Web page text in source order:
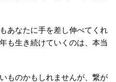
あなたに手を差し伸べてくれ
も生き続けていくのは、本当
ものかもしれませんが、繋が